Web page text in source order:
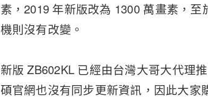
素，2019 年新版改為 1300 萬畫素，
機則沒有改變。
新版 ZB602KL 已經由台灣大哥大代理
碩官網也沒有同步更新資訊，因此大家